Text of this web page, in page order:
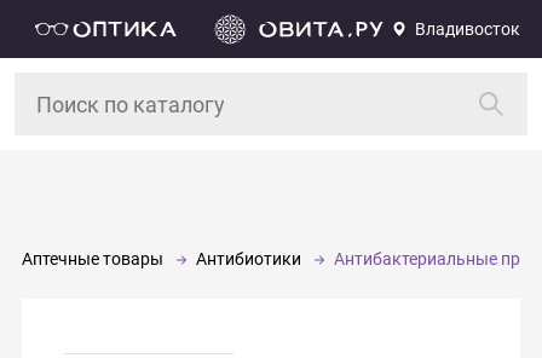
Владивосток
Аптечные товары Антибиотики Антибактериальные